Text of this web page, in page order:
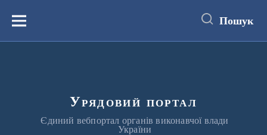
вмістуМеню Пошук
Урядовий портал
Єдиний вебпортал органів виконавчої влади
України